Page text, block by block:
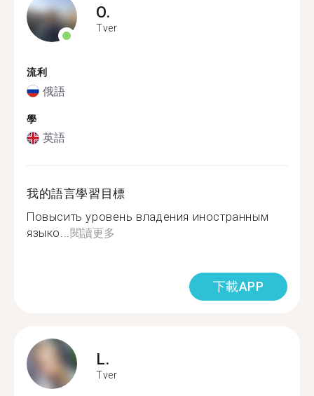
O.
Tver
流利
俄語
學
英語
我的語言學習目標
Повысить уровень владения иностранным
языко...閱讀更多
下載APP
L.
Tver